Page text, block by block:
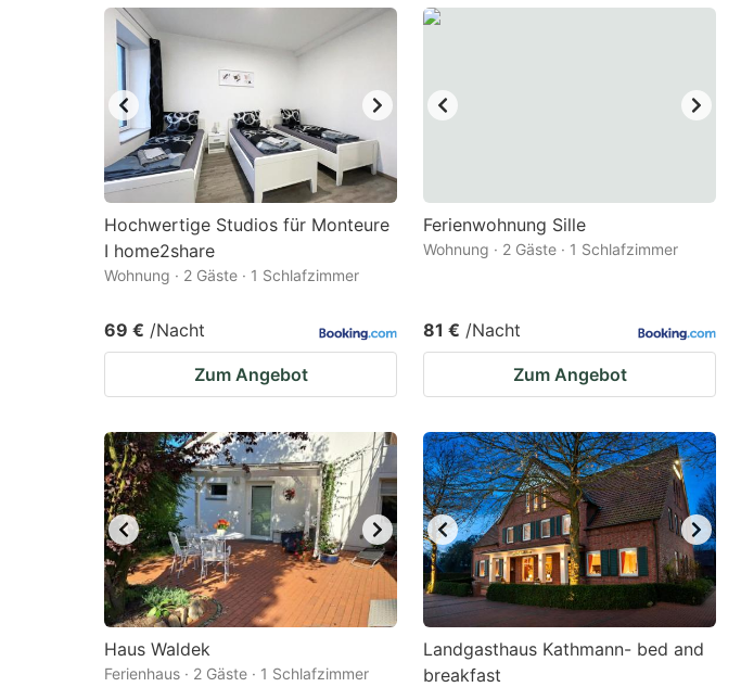
key
get
the
keyboard
shortcuts
for
changing
dates.
shortcuts
for
dates.
Hochwertige Studios für Monteure
I home2share
Wohnung · 2 Gäste · 1 Schlafzimmer
69 € /Nacht
Zum Angebot
Ferienwohnung Sille
Wohnung · 2 Gäste · 1 Schlafzimmer
81 € /Nacht
Zum Angebot
Haus Waldek
Ferienhaus · 2 Gäste · 1 Schlafzimmer
Landgasthaus Kathmann- bed and
breakfast